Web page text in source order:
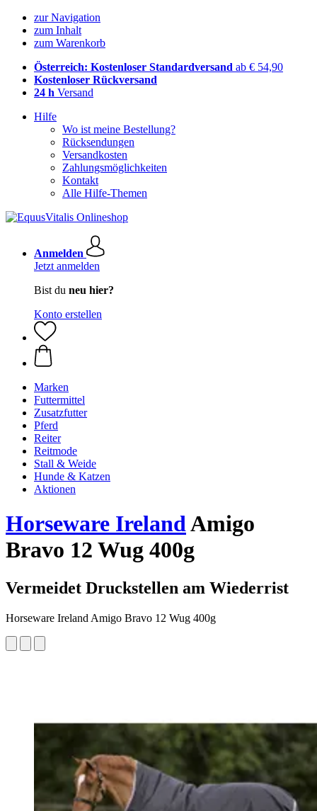
zur Navigation
zum Inhalt
zum Warenkorb
Österreich: Kostenloser Standardversand ab € 54,90
Kostenloser Rückversand
24 h Versand
Hilfe
Wo ist meine Bestellung?
Rücksendungen
Versandkosten
Zahlungsmöglichkeiten
Kontakt
Alle Hilfe-Themen
Anmelden
Jetzt anmelden
Bist du neu hier?
Konto erstellen
Marken
Futtermittel
Zusatzfutter
Pferd
Reiter
Reitmode
Stall & Weide
Hunde & Katzen
Aktionen
Horseware IrelandAmigo
Bravo 12 Wug 400g
Vermeidet Druckstellen am Wiederrist
Horseware Ireland Amigo Bravo 12 Wug 400g